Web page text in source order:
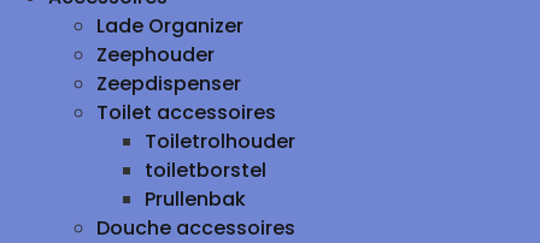
Lade Organizer
Zeephouder
Zeepdispenser
Toilet accessoires
Toiletrolhouder
toiletborstel
Prullenbak
Douche accessoires